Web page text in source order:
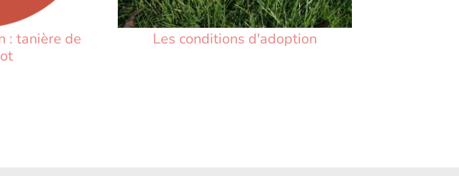
: tanière de
Les conditions d'adoption